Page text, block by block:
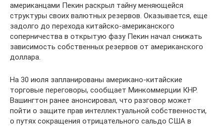
американцами Пекин раскрыл тайну меняющейся
структуры своих валютных резервов. Оказывается, еще
задолго до перехода китайско-американского
соперничества в открытую фазу Пекин начал снижать
зависимость собственных резервов от американского
доллара.
На 30 июля запланированы американо-китайские
торговые переговоры, сообщает Минкоммерции КНР.
Вашингтон ранее анонсировал, что разговор может
пойти о защите прав интеллектуальной собственности,
о путях сокращения отрицательного сальдо США в